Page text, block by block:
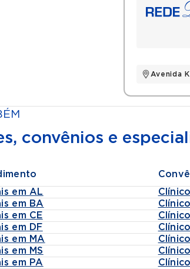
Avenida
convênios e
em AL
em BA
em CE
em DF
em MA
em MS
em PA